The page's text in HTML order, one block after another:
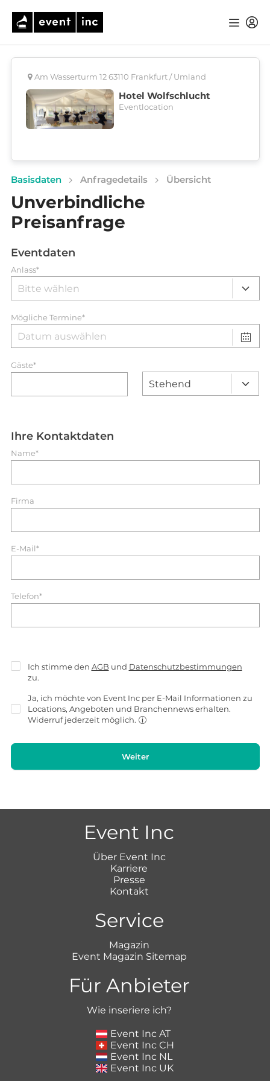
Am Wasserturm 12 63110 Frankfurt / Umland
Hotel Wolfschlucht
Eventlocation
Basisdaten Anfragedetails Übersicht
Unverbindliche
Preisanfrage
Eventdaten
Anlass*
Mögliche Termine*
Gäste*
Ihre Kontaktdaten
Name*
Firma
E-Mail*
Telefon*
Ich stimme den AGB und Datenschutzbestimmungen
zu.
Ja, ich möchte von Event Inc per E-Mail Informationen zu
Locations, Angeboten und Branchennews erhalten.
Widerruf jederzeit möglich.
Weiter
Event Inc
Über Event Inc
Karriere
Presse
Kontakt
Service
Magazin
Event Magazin Sitemap
Für Anbieter
Wie inseriere ich?
Event Inc AT
Event Inc CH
Event Inc NL
Event Inc UK